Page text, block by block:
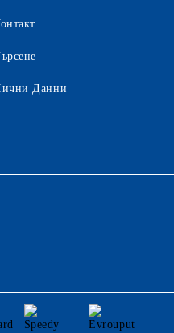
Данни